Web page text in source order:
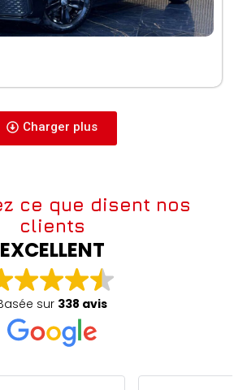
Charger plus
ce que disent nos
clients
EXCELLENT
sur 338 avis